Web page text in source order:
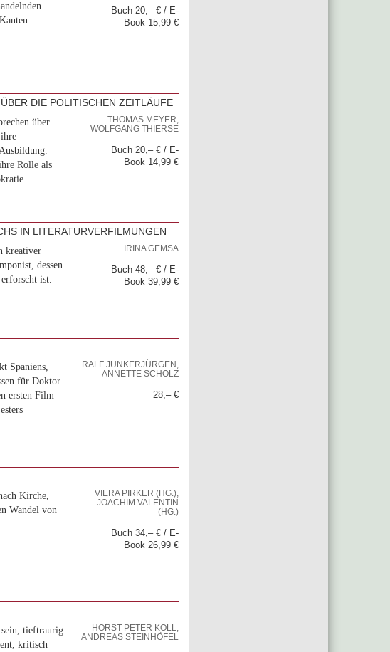
Buch 20,– € / E-
Book 15,99 €
DIE POLITISCHEN ZEITLÄUFE
über
Rolle als
THOMAS MEYER,
WOLFGANG THIERSE
Buch 20,– € / E-
Book 14,99 €
IN LITERATURVERFILMUNGEN
kreativer
dessen
ist.
IRINA GEMSA
Buch 48,– € / E-
Book 39,99 €
Spaniens,
für Doktor
ersten Film
RALF JUNKERJÜRGEN,
ANNETTE SCHOLZ
28,– €
Kirche,
Wandel von
VIERA PIRKER (HG.),
JOACHIM VALENTIN
(HG.)
Buch 34,– € / E-
Book 26,99 €
tieftraurig
kritisch
HORST PETER KOLL,
ANDREAS STEINHÖFEL